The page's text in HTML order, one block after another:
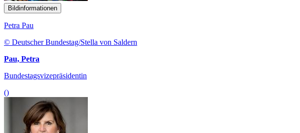
Bildinformationen
Petra Pau
© Deutscher Bundestag/Stella von Saldern
Pau, Petra
Bundestagsvizepräsidentin
()